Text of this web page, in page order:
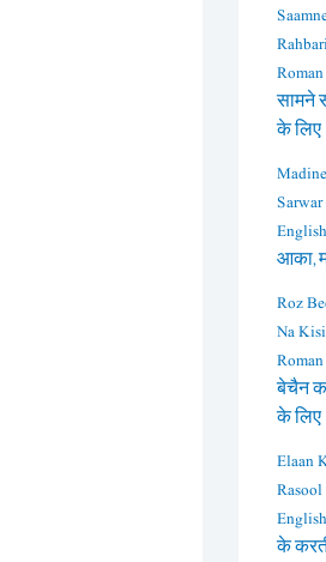
सामने
के लिए
आका,
Roz
Na
बेचैन
के लिए
Elaan
के